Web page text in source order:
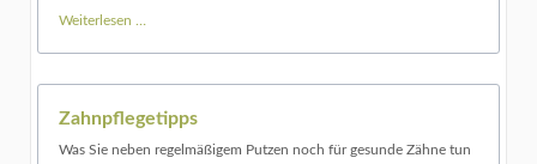
Weiterlesen …
Zahnpflegetipps
Was Sie neben regelmäßigem Putzen noch für gesunde Zähne tun